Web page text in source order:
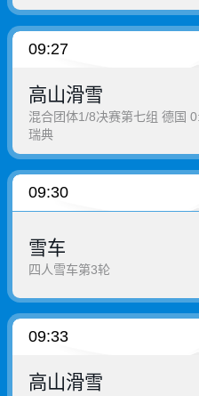
09:27
高山滑雪
混合团体1/8决赛第七组 德国
瑞典
09:30
雪车
四人雪车第3轮
09:33
高山滑雪